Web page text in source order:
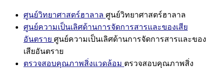
ศูนย์วิทยาศาสตร์ฮาลาล ศูนย์วิทยาศาสตร์ฮาลาล
ศูนย์ความเป็นเลิศด้านการจัดการสารและของเสีย
อันตราย ศูนย์ความเป็นเลิศด้านการจัดการสารและของ
เสียอันตราย
ตรวจสอบคุณภาพสิ่งแวดล้อม ตรวจสอบคุณภาพสิ่ง